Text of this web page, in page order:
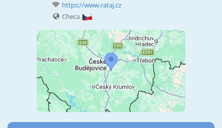
https://www.rataj.cz
Checa